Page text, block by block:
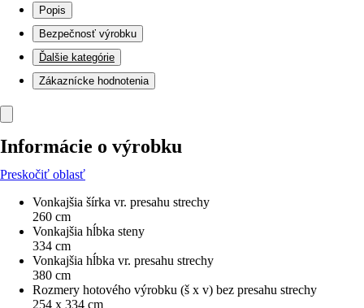
Popis
Bezpečnosť výrobku
Ďalšie kategórie
Zákaznícke hodnotenia
Informácie o výrobku
Preskočiť oblasť
Vonkajšia šírka vr. presahu strechy
260 cm
Vonkajšia hĺbka steny
334 cm
Vonkajšia hĺbka vr. presahu strechy
380 cm
Rozmery hotového výrobku (š x v) bez presahu strechy
254 x 334 cm